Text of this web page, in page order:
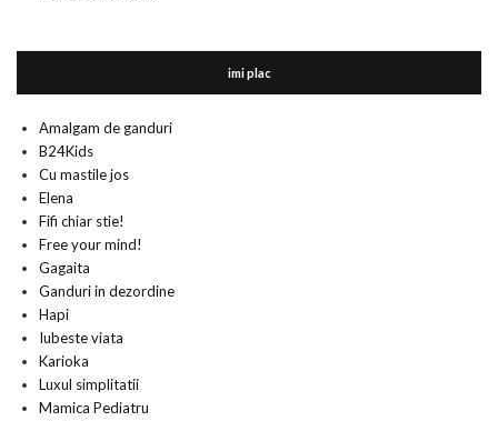
imi plac
Amalgam de ganduri
B24Kids
Cu mastile jos
Elena
Fifi chiar stie!
Free your mind!
Gagaita
Ganduri in dezordine
Hapi
Iubeste viata
Karioka
Luxul simplitatii
Mamica Pediatru